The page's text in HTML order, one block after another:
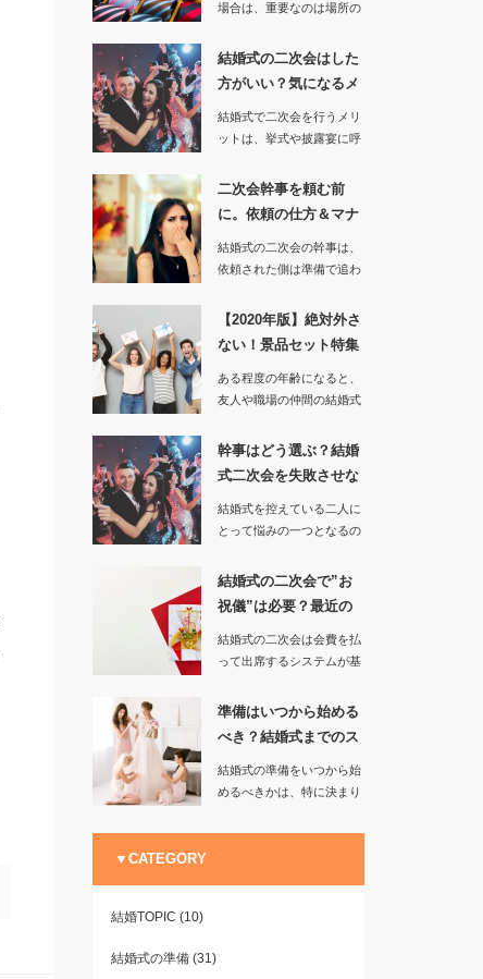
場合は、重要なのは場所の
ことと、…
結婚式の二次会はした
方がいい？気になるメ
リット＆デ…
結婚式で二次会を行うメリ
ットは、挙式や披露宴に呼
してもら…
二次会幹事を頼む前
に。依頼の仕方＆マナ
ーを知ってお…
結婚式の二次会の幹事は、
依頼された側は準備で追わ
プレッシ…
【2020年版】絶対外さ
ない！景品セット特集
｜結婚…
ある程度の年齢になると、
友人や職場の仲間の結婚式
に参加す…
幹事はどう選ぶ？結婚
式二次会を失敗させな
いためのポ…
結婚式を控えている二人に
とって悩みの一つとなるの
せるかと…
結婚式の二次会で”お
祝儀”は必要？最近の
傾向を調べ…
結婚式の二次会は会費を払
って出席するシステムが基
宴から直…
準備はいつから始める
べき？結婚式までのス
ケジュール…
結婚式の準備をいつから始
めるべきかは、特に決まり
客を…
▼CATEGORY
結婚TOPIC (10)
結婚式の準備(31)